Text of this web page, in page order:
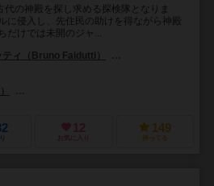
の神殿を探し求める探検隊となりま
に侵入し、先住民の助けを得ながら神殿
だけでは未開のジャ...
ィ（Bruno Faidutti）
12
お気に入り
149
持ってる